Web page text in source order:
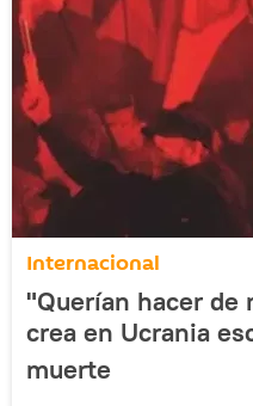
Internacional
"Querían hacer de
crea en Ucrania
muerte